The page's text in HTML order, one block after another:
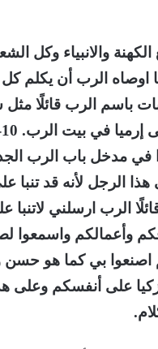
اوصاه الرب أن يكلم
9- لماذا تنبات باسم الرب
الرب ارسلني
وأعمالكم
على أنفسكم وعلى